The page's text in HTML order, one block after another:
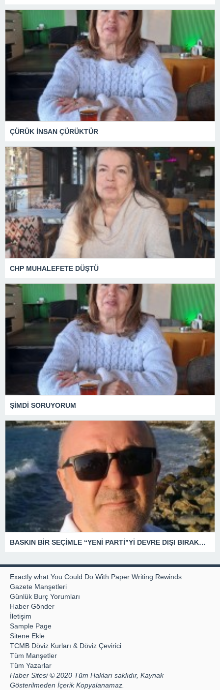
ÇÜRÜK İNSAN ÇÜRÜKTÜR
CHP MUHALEFETE DÜŞTÜ
ŞİMDİ SORUYORUM
BASKIN BİR SEÇİMLE “YENİ PARTİ”Yİ DEVRE DIŞI BIRAKMAK İÇİN DÜĞMEYE Mİ BASILDI?
Exactly what You Could Do With Paper Writing Rewinds
Gazete Manşetleri
Günlük Burç Yorumları
Haber Gönder
İletişim
Sample Page
Sitene Ekle
TCMB Döviz Kurları & Döviz Çevirici
Tüm Manşetler
Tüm Yazarlar
Haber Sitesi © 2020 Tüm Hakları saklıdır, Kaynak
Gösterilmeden İçerik Kopyalanamaz.